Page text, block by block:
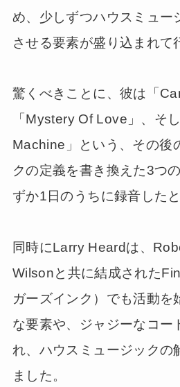
め、少しずつハウスミュー
させる要素が盛り込まれて
驚くべきことに、彼は「
「Mystery Of Love」、そ
Machine」という、その後
クの定義を書き換えた3つ
ずか1日のうちに録音した
同時にLarry Heardは、
Wilsonと共に結成された
ガーズインク）でも活動を
な要素や、ジャジーなコー
れ、ハウスミュージックの
ました。